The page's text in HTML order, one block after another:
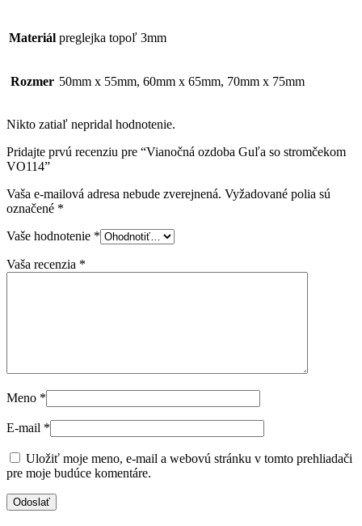
Materiál preglejka topoľ 3mm
Rozmer 50mm x 55mm, 60mm x 65mm, 70mm x 75mm
Nikto zatiaľ nepridal hodnotenie.
Pridajte prvú recenziu pre “Vianočná ozdoba Guľa so stromčekom
VO114”
Vaša e-mailová adresa nebude zverejnená. Vyžadované polia sú
označené *
Vaše hodnotenie *
Vaša recenzia *
Meno *
E-mail *
Uložiť moje meno, e-mail a webovú stránku v tomto prehliadači
pre moje budúce komentáre.